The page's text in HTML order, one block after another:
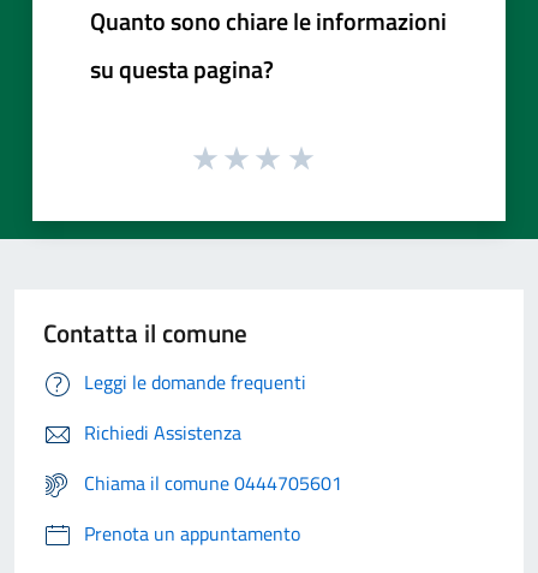
Quanto sono chiare le informazioni
su questa pagina?
Contatta il comune
Leggi le domande frequenti
Richiedi Assistenza
Chiama il comune 0444705601
Prenota un appuntamento